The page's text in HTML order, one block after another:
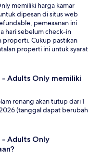
memiliki harga kamar
dipesan di situs web
pemesanan ini
hari sebelum check-in
Cukup pastikan
properti ini untuk syarat
- Adults Only memiliki
renang akan tutup dari 1
(tanggal dapat berubah
- Adults Only